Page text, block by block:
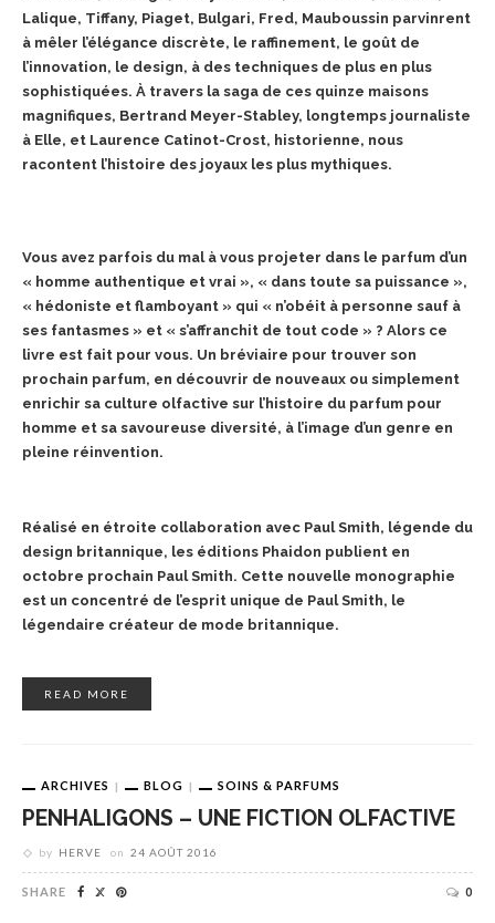
Lalique, Tiffany, Piaget, Bulgari, Fred, Mauboussin parvinrent
à mêler l’élégance discrète, le raffinement, le goût de
l’innovation, le design, à des techniques de plus en plus
sophistiquées. À travers la saga de ces quinze maisons
magnifiques, Bertrand Meyer-Stabley, longtemps journaliste
à Elle, et Laurence Catinot-Crost, historienne, nous
racontent l’histoire des joyaux les plus mythiques.
Vous avez parfois du mal à vous projeter dans le parfum d’un
« homme authentique et vrai », « dans toute sa puissance »,
« hédoniste et flamboyant » qui « n’obéit à personne sauf à
ses fantasmes » et « s’affranchit de tout code » ? Alors ce
livre est fait pour vous. Un bréviaire pour trouver son
prochain parfum, en découvrir de nouveaux ou simplement
enrichir sa culture olfactive sur l’histoire du parfum pour
homme et sa savoureuse diversité, à l’image d’un genre en
pleine réinvention.
Réalisé en étroite collaboration avec Paul Smith, légende du
design britannique, les éditions Phaidon publient en
octobre prochain Paul Smith. Cette nouvelle monographie
est un concentré de l’esprit unique de Paul Smith, le
légendaire créateur de mode britannique.
READ MORE
ARCHIVES BLOG SOINS & PARFUMS
PENHALIGONS – UNE FICTION OLFACTIVE
by HERVE on 24 AOÛT 2016
SHARE 0